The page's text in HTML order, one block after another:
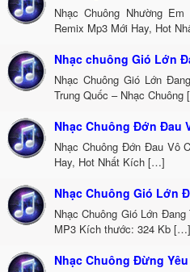
Nhạc Chuông Nhường
Remix Mp3 Mới Hay, Hot
Nhạc chuông Gió Lớn
Nhạc Chuông Gió Lớn
Trung Quốc – Nhạc
Nhạc Chuông Đớn Đau
Nhạc Chuông Đớn Đau Vô
Hay, Hot Nhất Kích […]
Nhạc Chuông Gió Lớn
Nhạc Chuông Gió Lớn
MP3 Kích thước: 324 Kb […]
Nhạc Chuông Đừng